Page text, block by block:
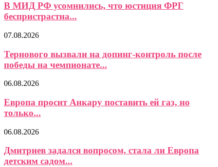
В МИД РФ усомнились, что юстиция ФРГ
беспристрастна...
07.08.2026
Тернового вызвали на допинг-контроль после
победы на чемпионате...
06.08.2026
Европа просит Анкару поставить ей газ, но
только...
06.08.2026
Дмитриев задался вопросом, стала ли Европа
детским садом...